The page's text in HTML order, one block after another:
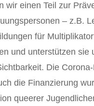
wir einen Teil zur
– z.B.
für
und unterstützen sie
Die
die Finanzierung
queerer